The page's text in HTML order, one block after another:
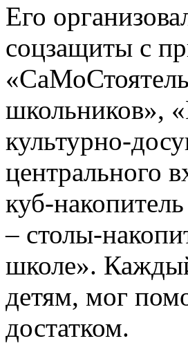
Его
соцзащиты с
школьников»,
культурно-
центрального
куб-
– столы-
школе».
детям, мог
достатком.